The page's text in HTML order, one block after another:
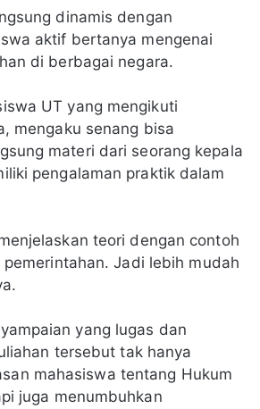
dinamis dengan
aktif bertanya mengenai
di berbagai negara.
UT yang mengikuti
mengaku senang bisa
materi dari seorang kepala
pengalaman praktik dalam
teori dengan contoh
Jadi lebih mudah
yang lugas dan
tersebut tak hanya
mahasiswa tentang Hukum
juga menumbuhkan